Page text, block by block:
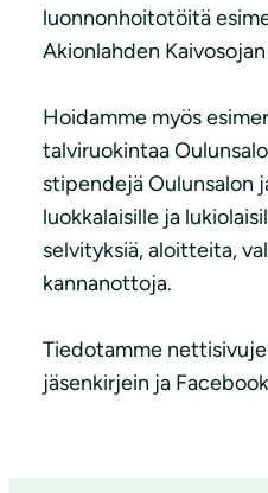
luonnonhoitotöitä
Akionlahden
Hoidamme myös
talviruokintaa
stipendejä Oulunsalon
luokkalaisille ja
selvityksiä, aloitteita,
kannanottoja.
Tiedotamme
jäsenkirjein ja